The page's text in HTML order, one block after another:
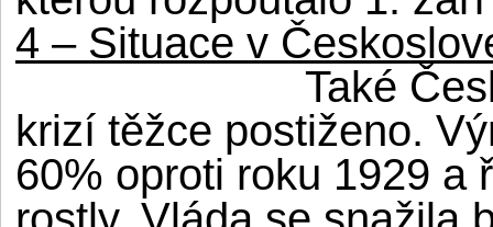
4 – Situace v
Také
krizí těžce postiženo.
60% oproti roku 1929 a